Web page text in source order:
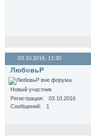
03.10.2016, 11:30
ЛюбовьР
Новый участник
Регистрация
03.10.2016
Сообщений
1